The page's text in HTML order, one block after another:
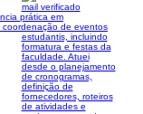
mail verificado
prática em
coordenação de eventos
estudantis, incluindo
formatura e festas da
faculdade. Atuei
desde o planejamento
de cronogramas,
definição de
fornecedores, roteiros
de atividades e